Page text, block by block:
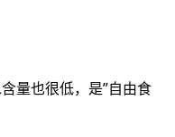
量也很低，是”自由食